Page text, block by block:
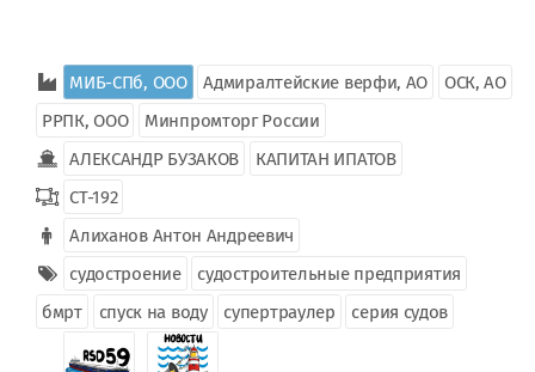
МИБ-СПб, ООО Адмиралтейские верфи, АО
ОСК, АО
РРПК, ООО
Минпромторг России
АЛЕКСАНДР БУЗАКОВ
КАПИТАН ИПАТОВ
СТ-192
Алиханов Антон Андреевич
судостроение
судостроительные предприятия
бмрт
спуск на воду супертраулер серия судов